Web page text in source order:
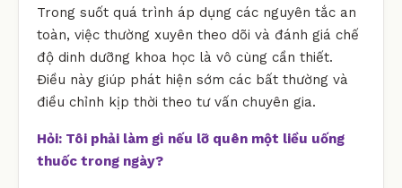
Trong suốt quá trình áp dụng các nguyên tắc an
toàn, việc thường xuyên theo dõi và đánh giá chế
độ dinh dưỡng khoa học là vô cùng cần thiết.
Điều này giúp phát hiện sớm các bất thường và
điều chỉnh kịp thời theo tư vấn chuyên gia.
Hỏi: Tôi phải làm gì nếu lỡ quên một liều uống
thuốc trong ngày?